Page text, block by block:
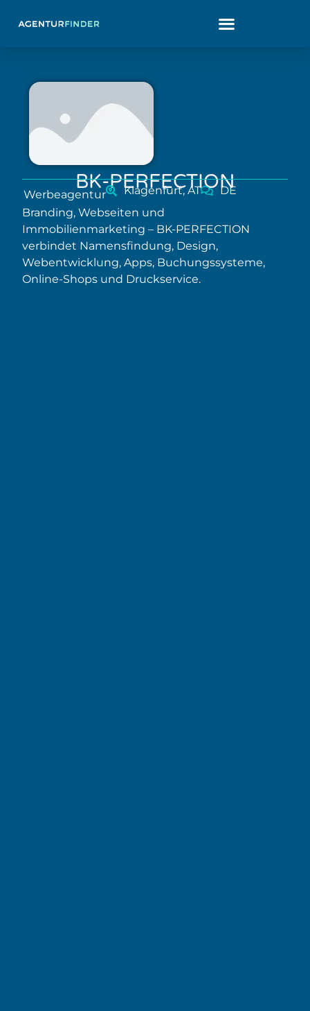
BK-PERFECTION
Werbeagentur Klagenfurt, AT
DE
Branding, Webseiten und
Immobilienmarketing – BK-PERFECTION
verbindet Namensfindung, Design,
Webentwicklung, Apps, Buchungssysteme,
Online-Shops und Druckservice.